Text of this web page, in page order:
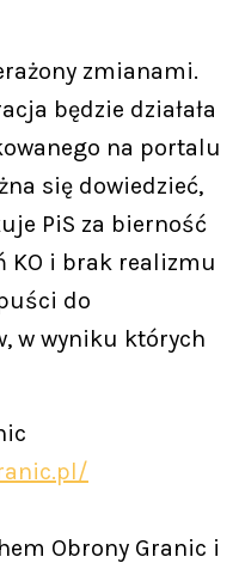
zmianami.
będzie działała
na portalu
się dowiedzieć,
PiS za bierność
KO i brak realizmu
do
w wyniku których
Obrony Granic i